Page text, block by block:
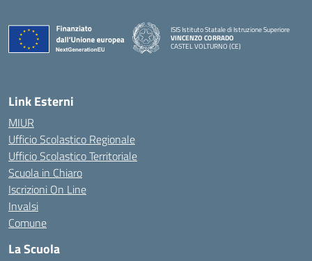
ISIS Istituto Statale di Istruzione Superiore
VINCENZO CORRADO
CASTEL VOLTURNO (CE)
Link Esterni
MIUR
Ufficio Scolastico Regionale
Ufficio Scolastico Territoriale
Scuola in Chiaro
Iscrizioni On Line
Invalsi
Comune
La Scuola